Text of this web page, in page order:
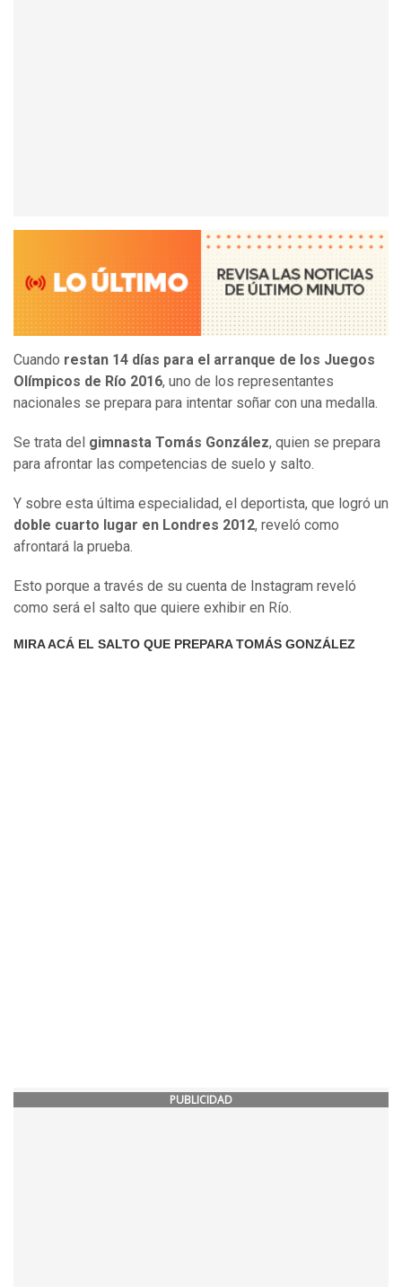
Cuando restan 14 días para el arranque de los Juegos
Olímpicos de Río 2016, uno de los representantes
nacionales se prepara para intentar soñar con una medalla.
Se trata del gimnasta Tomás González, quien se prepara
para afrontar las competencias de suelo y salto.
Y sobre esta última especialidad, el deportista, que logró un
doble cuarto lugar en Londres 2012, reveló como
afrontará la prueba.
Esto porque a través de su cuenta de Instagram reveló
como será el salto que quiere exhibir en Río.
MIRA ACÁ EL SALTO QUE PREPARA TOMÁS GONZÁLEZ
PUBLICIDAD